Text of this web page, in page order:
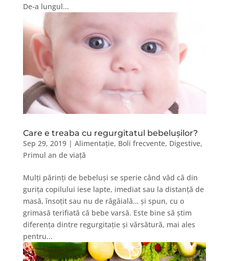
De-a lungul...
Care e treaba cu regurgitatul bebelușilor?
Sep 29, 2019| Alimentație, Boli frecvente, Digestive,
Primul an de viață
Mulți părinți de bebeluși se sperie când văd că din
gurița copilului iese lapte, imediat sau la distanță de
masă, însoțit sau nu de râgâială… și spun, cu o
grimasă terifiată că bebe varsă. Este bine să știm
diferența dintre regurgitație și vărsătură, mai ales
pentru...